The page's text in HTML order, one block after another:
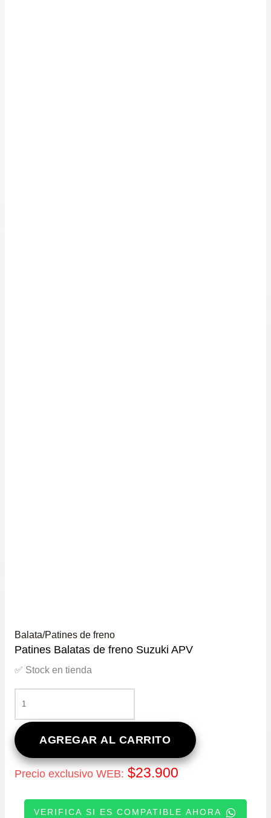
Balata/Patines de freno
Patines Balatas de freno Suzuki APV
✅ Stock en tienda
BALATAS
DE
FRENO
SUZUKI
APV
CANTIDAD
AGREGAR AL CARRITO
Precio exclusivo WEB: $23.900
VERIFICA SI ES COMPATIBLE AHORA